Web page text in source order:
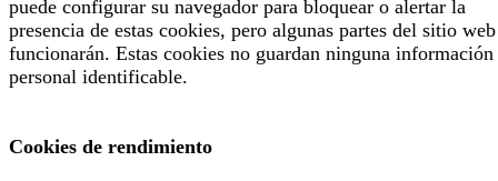
puede configurar su navegador para bloquear o alertar la
presencia de estas cookies, pero algunas partes del sitio
funcionarán. Estas cookies no guardan ninguna información
personal identificable.
Cookies de rendimiento